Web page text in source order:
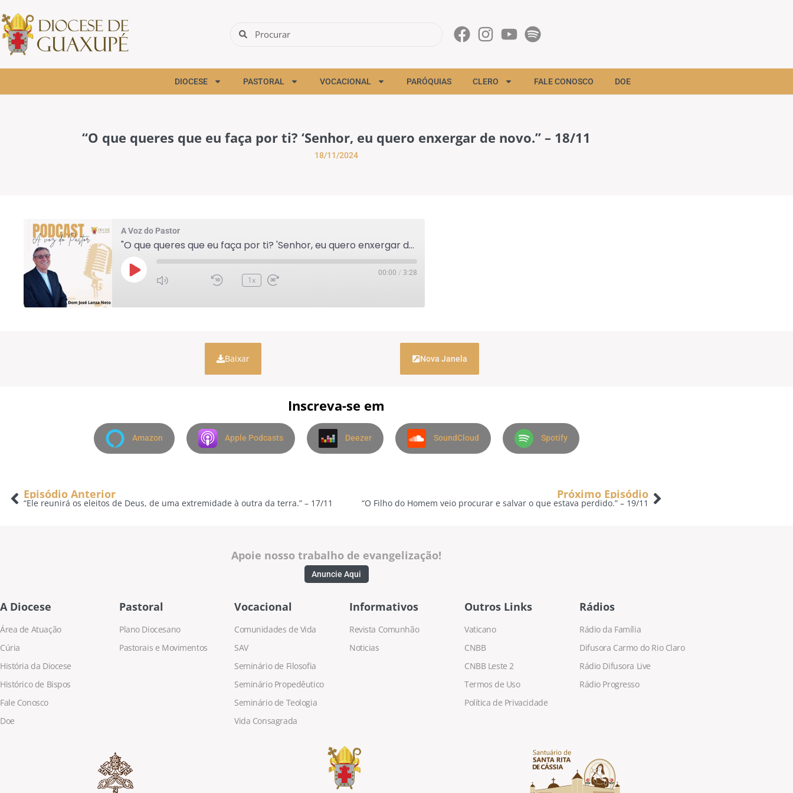
DIOCESE PASTORAL VOCACIONAL PARÓQUIAS CLERO FALE CONOSCO DOE
“O que queres que eu faça por ti? ‘Senhor, eu quero enxergar de novo.” – 18/11
18/11/2024
A Voz do Pastor
"O que queres que eu faça por ti? 'Senhor, eu quero enxergar de novo." - 18/11
1x
00:00 / 3:28
Baixar Nova Janela
Inscreva-se em
Amazon Apple Podcasts Deezer SoundCloud Spotify
Episódio Anterior
“Ele reunirá os eleitos de Deus, de uma extremidade à outra da terra.” – 17/11
Próximo Episódio
“O Filho do Homem veio procurar e salvar o que estava perdido.” – 19/11
Apoie nosso trabalho de evangelização!
Anuncie Aqui
A Diocese
Área de Atuação
Cúria
História da Diocese
Histórico de Bispos
Fale Conosco
Doe
Pastoral
Plano Diocesano
Pastorais e Movimentos
Vocacional
Comunidades de Vida
SAV
Seminário de Filosofia
Seminário Propedêutico
Seminário de Teologia
Vida Consagrada
Informativos
Revista Comunhão
Noticias
Outros Links
Vaticano
CNBB
CNBB Leste 2
Termos de Uso
Política de Privacidade
Rádios
Rádio da Família
Difusora Carmo do Rio Claro
Rádio Difusora Live
Rádio Progresso